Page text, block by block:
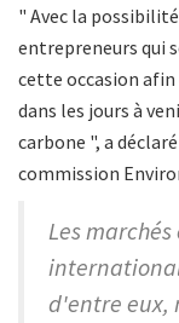
" Avec la
entrepreneurs qui
cette occasion
dans les jours à
carbone ", a
commission
Les
d'entre eux,